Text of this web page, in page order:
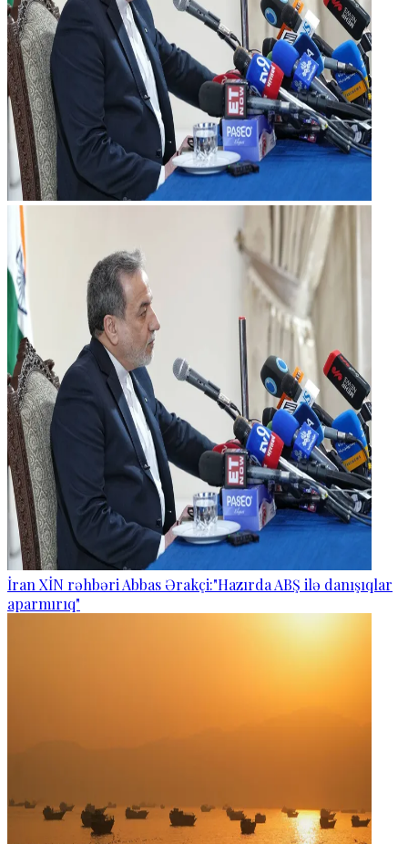
İran XİN rəhbəri Abbas Ərakçi:"Hazırda ABŞ ilə danışıqlar
aparmırıq"